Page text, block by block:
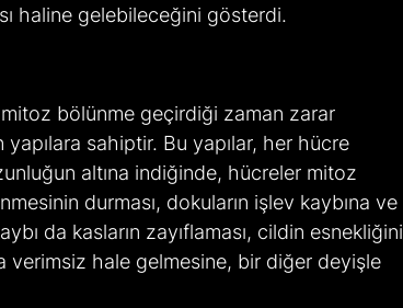
haline gelebileceğini gösterdi.
bölünme geçirdiği zaman zarar
sahiptir. Bu yapılar, her hücre
altına indiğinde, hücreler mitoz
durması, dokuların işlev kaybına ve
da kasların zayıflaması, cildin esnekliğini
verimsiz hale gelmesine, bir diğer deyişle